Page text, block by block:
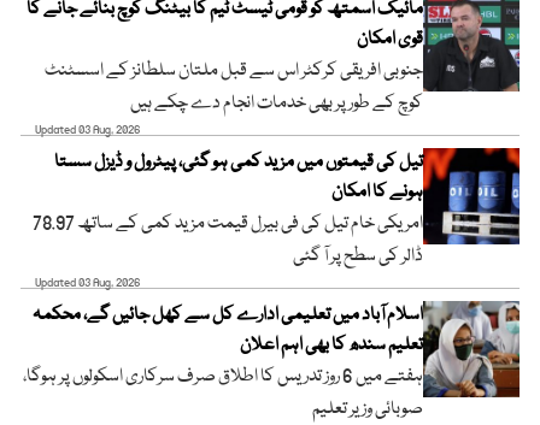
مائیک اسمتھ کو قومی ٹیسٹ ٹیم کا بیٹنگ کوچ بنائے جانے کا
قوی امکان
جنوبی افریقی کرکٹر اس سے قبل ملتان سلطانز کے اسسٹنٹ
کوچ کے طور پر بھی خدمات انجام دے چکے ہیں
Updated 03 Aug, 2026
تیل کی قیمتوں میں مزید کمی ہو گئی، پیٹرول و ڈیزل سستا
ہونے کا امکان
امریکی خام تیل کی فی بیرل قیمت مزید کمی کے ساتھ 78.97
ڈالر کی سطح پر آ گئی
Updated 03 Aug, 2026
اسلام آباد میں تعلیمی ادارے کل سے کھل جائیں گے، محکمہ
تعلیم سندھ کا بھی اہم اعلان
ہفتے میں 6 روز تدریس کا اطلاق صرف سرکاری اسکولوں پر ہوگا،
صوبائی وزیر تعلیم